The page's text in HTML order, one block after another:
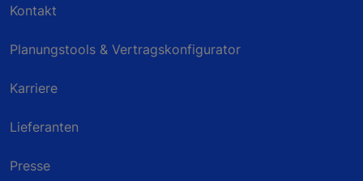
Kontakt
Planungstools & Vertragskonfigurator
Karriere
Lieferanten
Presse